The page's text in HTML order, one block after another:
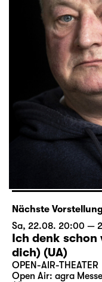
Nächste
Sa, 22.08. 20:00 —
Ich denk schon
dich) (UA)
OPEN-AIR-THEATER
Open Air: agra